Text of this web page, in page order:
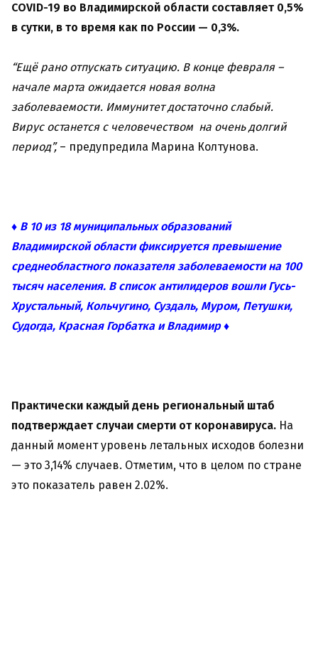
COVID-19 во Владимирской области составляет 0,5%
в сутки, в то время как по России — 0,3%.
“Ещё рано отпускать ситуацию. В конце февраля –
начале марта ожидается новая волна
заболеваемости. Иммунитет достаточно слабый.
Вирус останется с человечеством на очень долгий
период”, – предупредила Марина Колтунова.
♦ В 10 из 18 муниципальных образований
Владимирской области фиксируется превышение
среднеобластного показателя заболеваемости на 100
тысяч населения. В список антилидеров вошли Гусь-
Хрустальный, Кольчугино, Суздаль, Муром, Петушки,
Судогда, Красная Горбатка и Владимир ♦
Практически каждый день региональный штаб
подтверждает случаи смерти от коронавируса. На
данный момент уровень летальных исходов болезни
— это 3,14% случаев. Отметим, что в целом по стране
это показатель равен 2.02%.